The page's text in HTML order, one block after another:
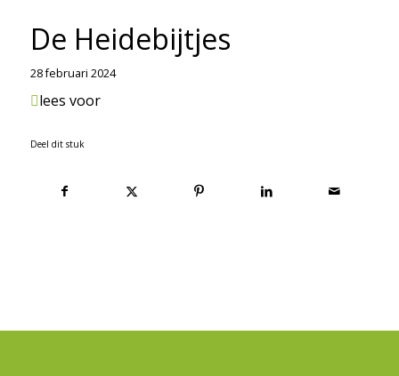
De Heidebijtjes
28 februari 2024
lees voor
Deel dit stuk